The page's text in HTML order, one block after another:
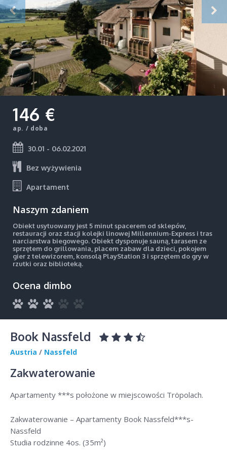
146 €
ap. / doba
30.01 - 06.02.2021
Bez wyżywienia
Apartament
Naszym zdaniem
Obiekt usytuowany jest 5 minut spacerem od sklepów,
restauracji oraz stacji kolejki linowej Millennium-Express i tras
narciarstwa biegowego. Obiekt dysponuje sauną, tarasem ze
sprzętem do grillowania, placem zabaw dla dzieci, pokojem
gier z telewizorem, konsolą PlayStation 3 i sprzętem do gry w
rzutki oraz biblioteką.
Ocena dimbo
Book Nassfeld
Austria / Nassfeld
Zakwaterowanie
Apartamenty ***s położone w miejscowości Tröpolach.
Zakwaterowanie – Apartamenty Book Nassfeld***s-
Nassfeld
Studia rodzinne 4os. (35m²)